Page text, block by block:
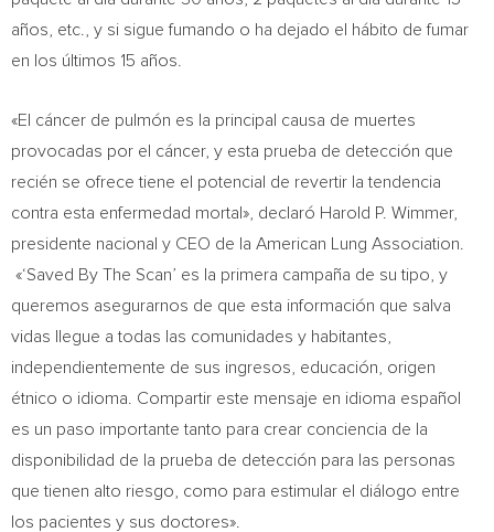
años, etc., y si sigue fumando o ha dejado el hábito de fumar
en los últimos 15 años.
«El cáncer de pulmón es la principal causa de muertes
provocadas por el cáncer, y esta prueba de detección que
recién se ofrece tiene el potencial de revertir la tendencia
contra esta enfermedad mortal», declaró Harold P. Wimmer,
presidente nacional y CEO de la American Lung Association.
«‘Saved By The Scan’ es la primera campaña de su tipo, y
queremos asegurarnos de que esta información que salva
vidas llegue a todas las comunidades y habitantes,
independientemente de sus ingresos, educación, origen
étnico o idioma. Compartir este mensaje en idioma español
es un paso importante tanto para crear conciencia de la
disponibilidad de la prueba de detección para las personas
que tienen alto riesgo, como para estimular el diálogo entre
los pacientes y sus doctores».